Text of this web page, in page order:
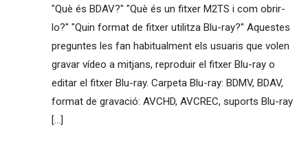
"Què és BDAV?" "Què és un fitxer M2TS i com obrir-
lo?" "Quin format de fitxer utilitza Blu-ray?" Aquestes
preguntes les fan habitualment els usuaris que volen
gravar vídeo a mitjans, reproduir el fitxer Blu-ray o
editar el fitxer Blu-ray. Carpeta Blu-ray: BDMV, BDAV,
format de gravació: AVCHD, AVCREC, suports Blu-ray
[…]